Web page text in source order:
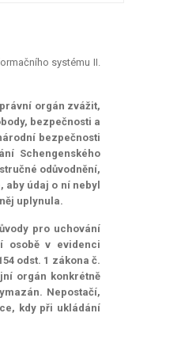
systému II.
orgán zvážit,
bezpečnosti a
bezpečnosti
Schengenského
odůvodnění,
aby údaj o ní nebyl
uplynula.
pro uchování
osobě v evidenci
odst. 1 zákona č.
orgán konkrétně
Nepostačí,
kdy při ukládání